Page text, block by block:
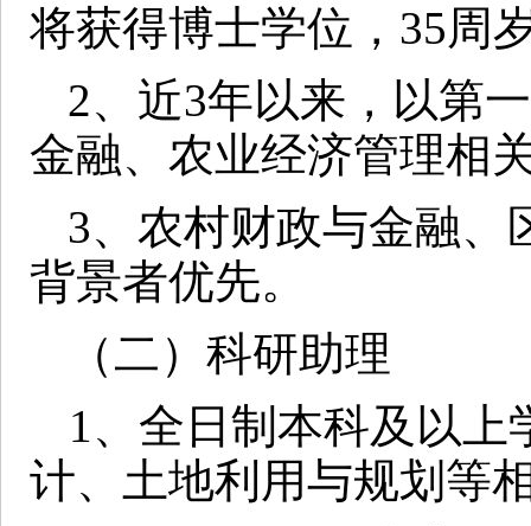
将获得博士学位，35周
2、近3年以来，以第
金融、农业经济管理相
3、农村财政与金融、
背景者优先。
（二）科研助理
1、全日制本科及以上
计、土地利用与规划等